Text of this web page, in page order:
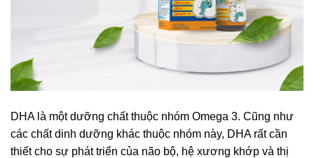
DHA là một dưỡng chất thuộc nhóm Omega 3. Cũng như
các chất dinh dưỡng khác thuộc nhóm này, DHA rất cần
thiết cho sự phát triển của não bộ, hệ xương khớp và thị